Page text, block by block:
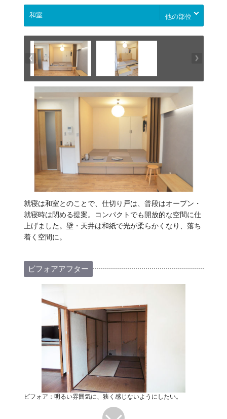
他の部位
就寝は和室とのことで、仕切り戸は、普段はオープン・
就寝時は閉める提案。コンパクトでも開放的な空間に仕
上げました。壁・天井は和紙で光が柔らかくなり、落ち
着く空間に。
ビフォアアフター
ビフォア：明るい雰囲気に、狭く感じないようにしたい。